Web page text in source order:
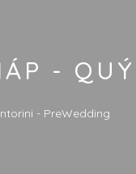
-
- PreWedding